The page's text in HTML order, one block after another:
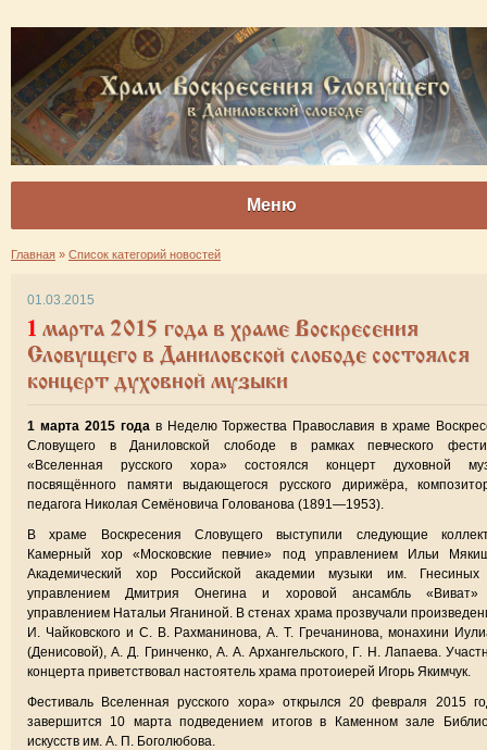
Меню
Главная » Список категорий новостей
01.03.2015
1 марта 2015 года в храме Воскресения
Словущего в Даниловской слободе состоялся
концерт духовной музыки
1 марта 2015 года в Неделю Торжества Православия в храме
Словущего в Даниловской слободе в рамках певческого
«Вселенная русского хора» состоялся концерт духовной
посвящённого памяти выдающегося русского дирижёра,
педагога Николая Семёновича Голованова (1891—1953).
В храме Воскресения Словущего выступили следующие
Камерный хор «Московские певчие» под управлением Ильи
Академический хор Российской академии музыки им.
управлением Дмитрия Онегина и хоровой ансамбль
управлением Натальи Яганиной. В стенах храма прозвучали
И. Чайковского и С. В. Рахманинова, А. Т. Гречанинова, монахини
(Денисовой), А. Д. Гринченко, А. А. Архангельского, Г. Н. Лапаева.
концерта приветствовал настоятель храма протоиерей Игорь Якимчук.
Фестиваль Вселенная русского хора» открылся 20 февраля 2015
завершится 10 марта подведением итогов в Каменном зале
искусств им. А. П. Боголюбова.